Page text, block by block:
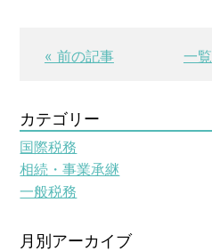
« 前の記事 一覧
カテゴリー
国際税務
相続・事業承継
一般税務
月別アーカイブ